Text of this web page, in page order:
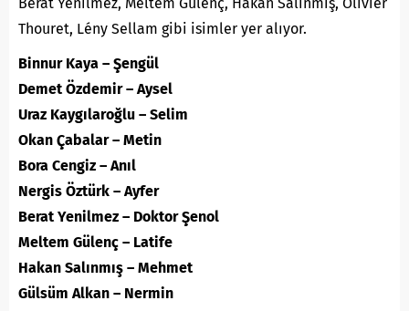
Thouret, Lény Sellam gibi isimler yer alıyor.
Binnur Kaya – Şengül
Demet Özdemir – Aysel
Uraz Kaygılaroğlu – Selim
Okan Çabalar – Metin
Bora Cengiz – Anıl
Nergis Öztürk – Ayfer
Berat Yenilmez – Doktor Şenol
Meltem Gülenç – Latife
Hakan Salınmış – Mehmet
Gülsüm Alkan – Nermin